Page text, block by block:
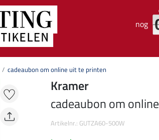
nog
cadeaubon om online uit te printen
Kramer
cadeaubon om
Artikelnr.: GUTZA60-500W